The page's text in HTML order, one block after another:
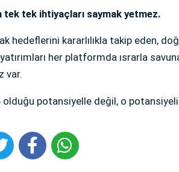
tek tek ihtiyaçları saymak yetmez.
hedeflerini kararlılıkla takip eden,
her platformda ısrarla
var.
olduğu potansiyelle değil, o